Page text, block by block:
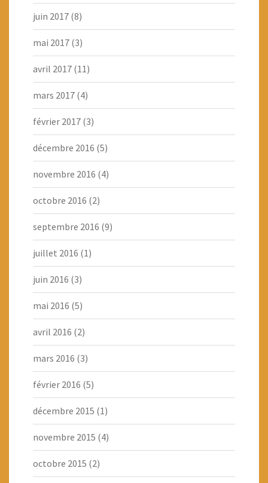
juin 2017 (8)
mai 2017 (3)
avril 2017 (11)
mars 2017 (4)
février 2017 (3)
décembre 2016 (5)
novembre 2016 (4)
octobre 2016 (2)
septembre 2016 (9)
juillet 2016 (1)
juin 2016 (3)
mai 2016 (5)
avril 2016 (2)
mars 2016 (3)
février 2016 (5)
décembre 2015 (1)
novembre 2015 (4)
octobre 2015 (2)